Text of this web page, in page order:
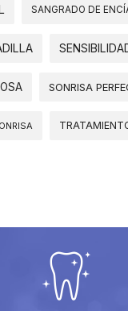
SANGRADO DE
SONRISA